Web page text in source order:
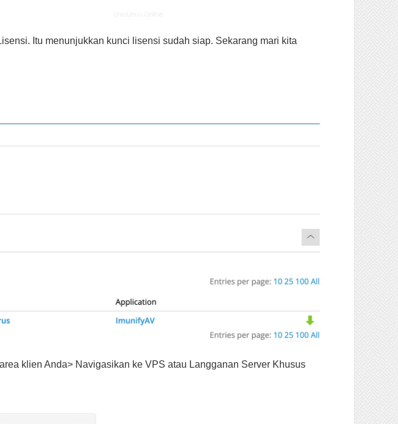
Itu menunjukkan kunci lisensi sudah siap. Sekarang mari kita
klien Anda> Navigasikan ke VPS atau Langganan Server Khusus